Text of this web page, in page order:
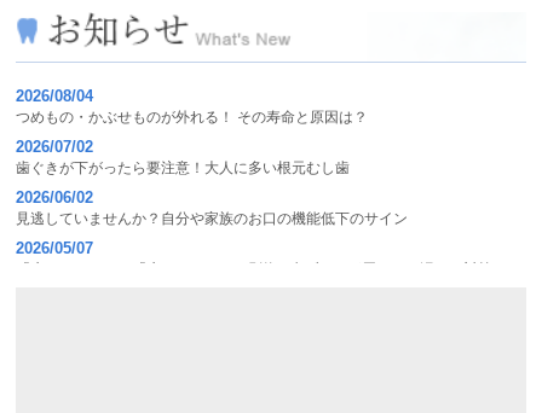
2026/08/04
つめもの・かぶせものが外れる！ その寿命と原因は？
2026/07/02
歯ぐきが下がったら要注意！大人に多い根元むし歯
2026/06/02
見逃していませんか？自分や家族のお口の機能低下のサイン
2026/05/07